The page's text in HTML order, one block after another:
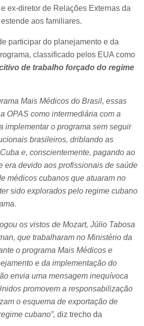
ex-diretor de Relações Externas da
aos familiares.
participar do planejamento e da
classificado pelos EUA como
de trabalho forçado do regime
Mais Médicos do Brasil, essas
OPAS como intermediária com a
implementar o programa sem seguir
brasileiros, driblando as
e, conscientemente, pagando ao
era devido aos profissionais de saúde
médicos cubanos que atuaram no
sido explorados pelo regime cubano
os vistos de Mozart, Júlio Tabosa
que trabalharam no Ministério da
o programa Mais Médicos e
e da implementação do
envia uma mensagem inequívoca
promovem a responsabilização
o esquema de exportação de
cubano”, diz trecho da